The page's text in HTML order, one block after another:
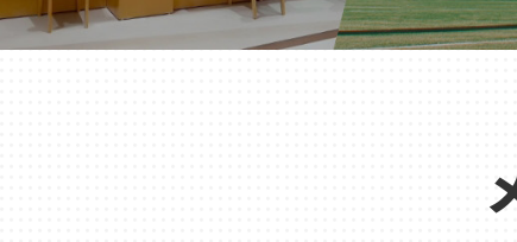
（千葉市中央区）